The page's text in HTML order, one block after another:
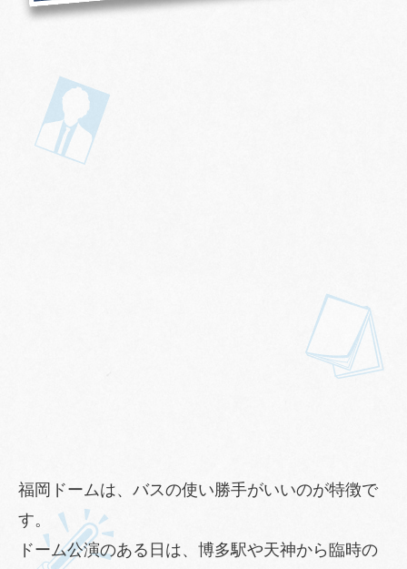
福岡ドームは、バスの使い勝手がいいのが特徴で
す。
ドーム公演のある日は、博多駅や天神から臨時の